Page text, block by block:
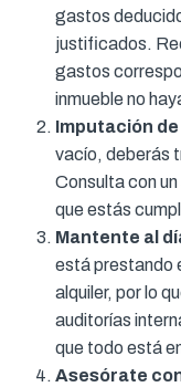
gastos
justificados.
gastos
inmueble no
Imputación
vacío, deberás
Consulta con
que estás
Mantente al
está prestando
alquiler, por lo
auditorías
que todo está
Asesórate